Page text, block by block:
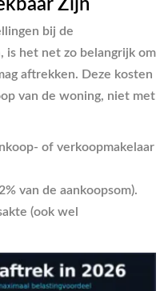
Zijn
bij de
is het net zo belangrijk om
aftrekken. Deze kosten
van de woning, niet met
of verkoopmakelaar
van de aankoopsom).
(ook wel